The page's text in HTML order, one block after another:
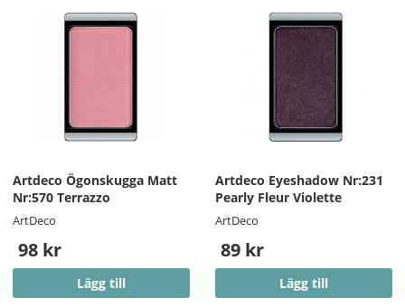
Artdeco Ögonskugga Matt
Nr:570 Terrazzo
ArtDeco
98 kr
Lägg till
Artdeco Eyeshadow Nr:231
Pearly Fleur Violette
ArtDeco
89 kr
Lägg till